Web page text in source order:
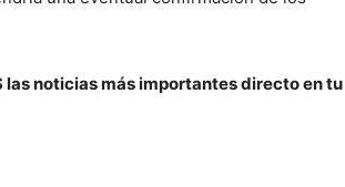
las noticias más importantes directo en tu